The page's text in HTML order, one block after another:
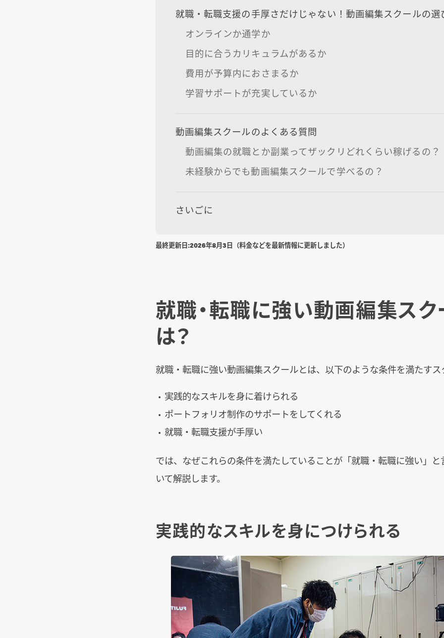
就職・転職支援の手厚さだけじゃない！動画編集スクールの選
オンラインか通学か
目的に合うカリキュラムがあるか
費用が予算内におさまるか
学習サポートが充実しているか
動画編集スクールのよくある質問
動画編集の就職とか副業ってザックリどれくらい稼げるの？
未経験からでも動画編集スクールで学べるの？
さいごに
最終更新日:2026年8月3日 （料金などを最新情報に更新しました）
就職・転職に強い動画編集スク
は？
就職・転職に強い動画編集スクールとは、以下のような条件を満たすス
実践的なスキルを身に着けられる
ポートフォリオ制作のサポートをしてくれる
就職・転職支援が手厚い
では、なぜこれらの条件を満たしていることが「就職・転職に強い」と
いて解説します。
実践的なスキルを身につけられる